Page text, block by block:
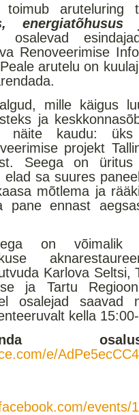
toimub
osalevad
Renoveerimise
arutelu on
mille käigus
ja
näite kaudu: üks
projekt
Seega on üritus
sa suures
mõtlema ja
pane ennast
on võimalik
Karlova Seltsi,
ja Tartu
osalejad saavad
kella
e/AdPe5ecCC4
events/